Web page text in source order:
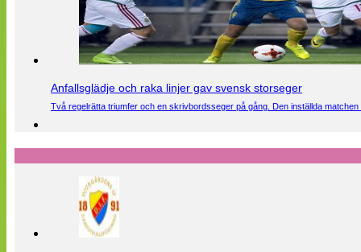
Anfallsglädje och raka linjer gav svensk storseger
Två regelrätta triumfer och en skrivbordsseger på gång. Den inställda